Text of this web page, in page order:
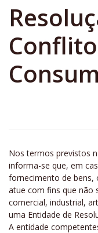
Nos termos previstos
informa-se que, em
fornecimento de bens,
atue com fins que não
comercial, industrial,
uma Entidade de
A entidade